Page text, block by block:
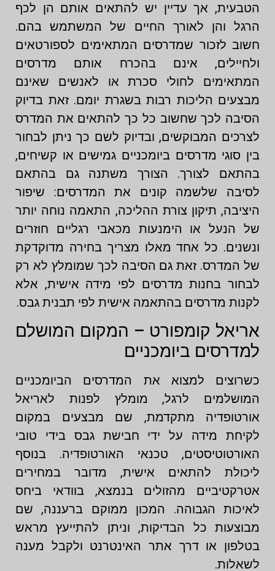
הטבעית, אך עדיין יש להתאים אותם הן לכף
הרגל והן לאורך החיים של המשתמש בהם.
חשוב לזכור שמדרסים המתאימים לספורטאים
ולחיילים, אינם בהכרח אותם מדרסים
המתאימים לחולי סכרת או לאנשים שאינם
מבצעים הליכות רבות בשגרת יומם. זאת בדיוק
הסיבה לכך שחשוב כל כך להתאים את המדרס
לצרכים המבוקשים, ובדיוק לשם כך ניתן לבחור
בין סוגי מדרסים ביומכניים גמישים או קשיחים,
בהתאם לצורך. הצורך משתנה גם בהתאם
לסיבה שלשמה קונים את המדרסים: שיפור
היציבה, תיקון צורת ההליכה, התאמה נוחה יותר
של הנעל או הימנעות מכאבי רגליים חוזרים
ונשנים. כל אחד מאלו מצריך בחירה מדוקדקת
של המדרס. זאת גם הסיבה לכך שמומלץ לא רק
לבחור בחנות מדרסים לפי מידה אישית, אלא
לקנות מדרסים בהתאמה אישית לפי תבנית גבס.
אריאל קומפורט – המקום המושלם
למדרסים ביומכניים
כשרוצים למצוא את המדרסים הביומכניים
המושלמים לרגל, מומלץ לפנות לאריאל
אורטופדיה מתקדמת, שם מבצעים במקום
לקיחת מידה על ידי חבישת גבס בידי טובי
האורטוטיסטים, טכנאי האורטופדיה. בנוסף
ליכולת להתאים אישית, מדובר במחירים
אטרקטיביים מהזולים בנמצא, בוודאי ביחס
לאיכות הגבוהה. המכון ממוקם ברעננה, שם
מבוצעות כל הבדיקות, וניתן להתייעץ מראש
בטלפון או דרך אתר האינטרנט ולקבל מענה
לשאלות.